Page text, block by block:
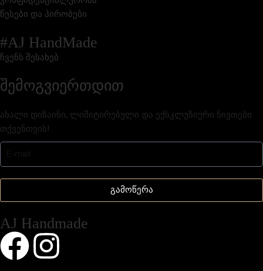
წესები და პირობები
#AJ HandMade
ჩვენს შესახებ
შემოგვიერთდით
ახალი დიზაინი, ლიმიტირებული და ექსკლუზიური ნივთები
თქვენთვის!
გამოწერა
AJ Handmade